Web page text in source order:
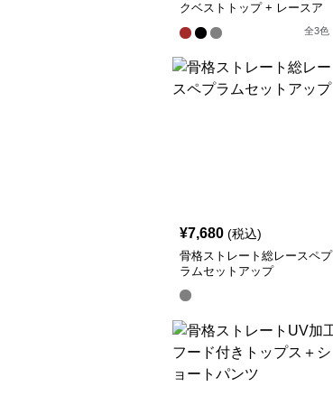
クベストトップ + レースア
ップワイドレッグパンツセッ
トアップ
全3色
¥7,680 (税込)
骨格ストレート総レースペプ
ラムセットアップ